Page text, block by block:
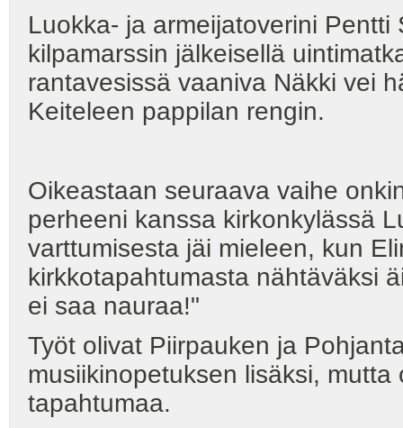
Luokka- ja armeijatoverini
kilpamarssin jälkeisellä
rantavesissä vaaniva Näkki vei
Keiteleen pappilan rengin.
Oikeastaan seuraava vaihe
perheeni kanssa kirkonkylässä
varttumisesta jäi mieleen, kun
kirkkotapahtumasta nähtäväksi
ei saa nauraa!"
Työt olivat Piirpauken ja
musiikinopetuksen lisäksi,
tapahtumaa.